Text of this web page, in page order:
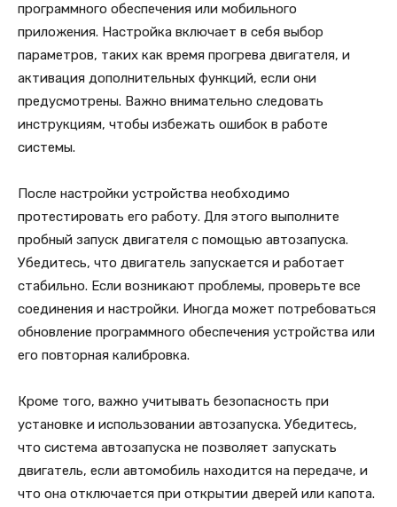
программного обеспечения или мобильного
приложения. Настройка включает в себя выбор
параметров, таких как время прогрева двигателя, и
активация дополнительных функций, если они
предусмотрены. Важно внимательно следовать
инструкциям, чтобы избежать ошибок в работе
системы.
После настройки устройства необходимо
протестировать его работу. Для этого выполните
пробный запуск двигателя с помощью автозапуска.
Убедитесь, что двигатель запускается и работает
стабильно. Если возникают проблемы, проверьте все
соединения и настройки. Иногда может потребоваться
обновление программного обеспечения устройства или
его повторная калибровка.
Кроме того, важно учитывать безопасность при
установке и использовании автозапуска. Убедитесь,
что система автозапуска не позволяет запускать
двигатель, если автомобиль находится на передаче, и
что она отключается при открытии дверей или капота.